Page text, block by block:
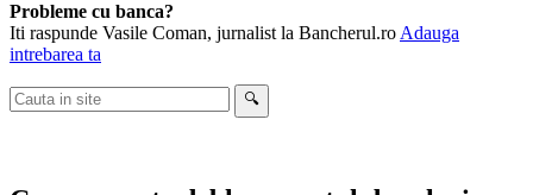
Probleme cu banca?
Iti raspunde Vasile Coman, jurnalist la Bancherul.ro Adauga
intrebarea ta
Cauta
in
🔍